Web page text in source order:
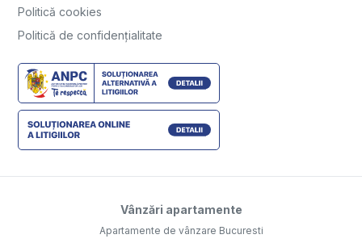
Politică cookies
Politică de confidențialitate
Vânzări apartamente
Apartamente de vânzare Bucuresti